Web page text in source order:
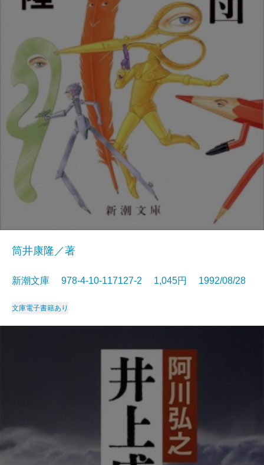
筒井康隆／著
新潮文庫 978-4-10-117127-2 1,045円 1992/08/28
文庫電子書籍あり